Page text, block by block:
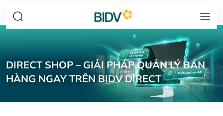
DIRECT SHOP – GIẢI PHÁP QUẢN LÝ BÁN
HÀNG NGAY TRÊN BIDV DIRECT